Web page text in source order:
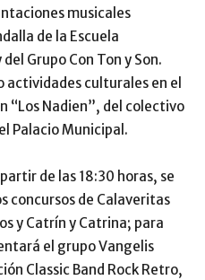
musicales
de la Escuela
Grupo Con Ton y Son.
actividades culturales en el
“Los Nadien”, del colectivo
Palacio Municipal.
de las 18:30 horas, se
concursos de Calaveritas
y Catrín y Catrina; para
el grupo Vangelis
Classic Band Rock Retro,